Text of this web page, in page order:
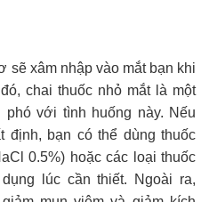
sẽ xâm nhập vào mắt bạn khi
chai thuốc nhỏ mắt là một
với tình huống này. Nếu
định, bạn có thể dùng thuốc
0.5%) hoặc các loại thuốc
lúc cần thiết. Ngoài ra,